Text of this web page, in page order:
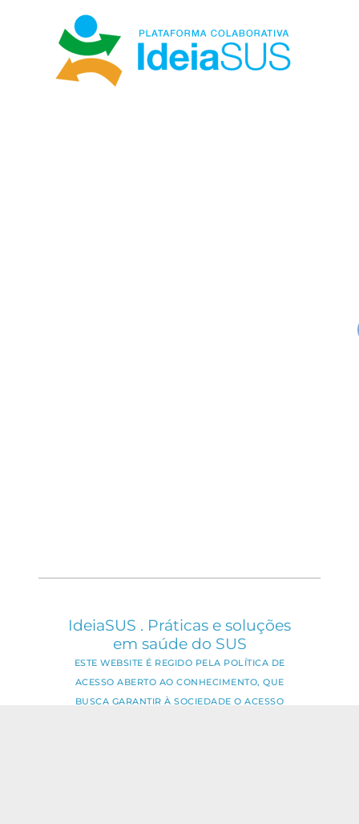
IdeiaSUS . Práticas e soluções
em saúde do SUS
ESTE WEBSITE É REGIDO PELA POLÍTICA DE
ACESSO ABERTO AO CONHECIMENTO, QUE
BUSCA GARANTIR À SOCIEDADE O ACESSO